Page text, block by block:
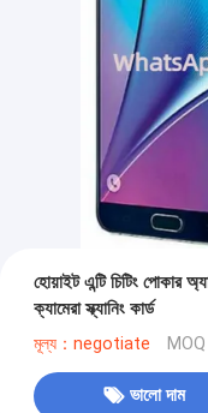
হোয়াইট এন্টি চিটিং
ক্যামেরা স্ক্যানিং কার্ড
মূল্য：negotiate MOQ
ভালো দাম